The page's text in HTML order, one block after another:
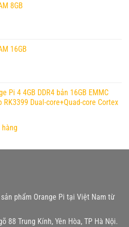
8GB
16GB
Pi 4 4GB DDR4 bản 16GB EMMC
RK3399 Dual-core+Quad-core Cortex
phẩm Orange Pi tại Việt Nam từ
88 Trung Kính, Yên Hòa, TP Hà Nội.